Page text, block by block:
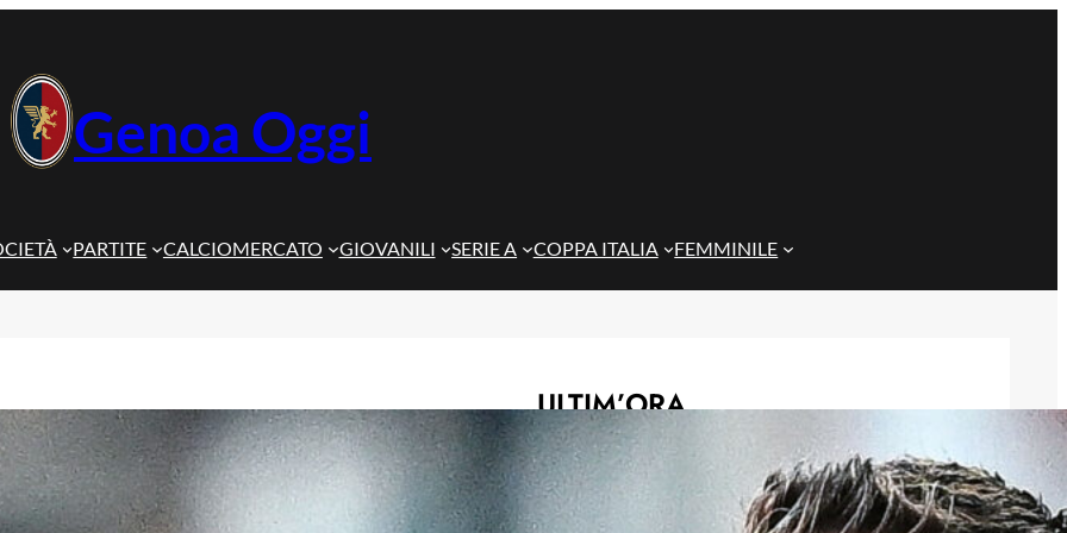
Genoa Oggi
PARTITE CALCIOMERCATO GIOVANILI SERIE A COPPA ITALIA FEMMINILE
ULTIM’ORA
Corsa a tre per Piccoli, il Bologna
prova a superare il Genoa con
un’offerta definitiva